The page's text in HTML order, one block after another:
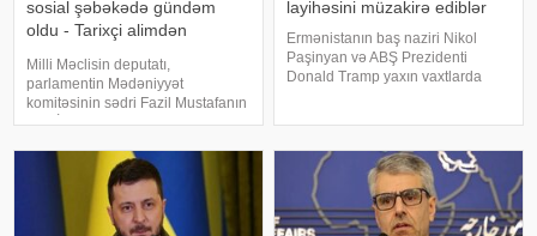
sosial şəbəkədə gündəm
oldu - Tarixçi alimdən
Milli Məclisin deputatı,
parlamentin Mədəniyyət
komitəsinin sədri Fazil Mustafanın
Şah İsmayıl Xətai ilə bağlı
ictimai müzakirələrə səbəb olub. .
Deputat Şah İsmayılın adını
daşıyan ordeni
layihəsini müzakirə ediblər
Ermənistanın baş naziri Nikol
Paşinyan və ABŞ Prezidenti
Donald Tramp yaxın vaxtlarda
başlanılması ilə bağlı mövqelərin